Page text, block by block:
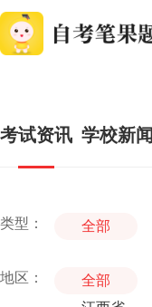
考试资讯 学校新闻
类型： 全部
地区： 全部